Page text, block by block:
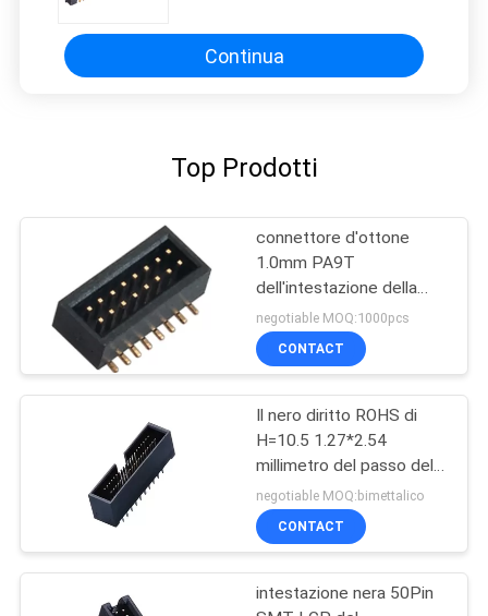
della scatola della IMMERSIONE
del passo 2*22P 180°
Continua
Top Prodotti
connettore d'ottone
1.0mm PA9T
dell'intestazione della
scatola di SMT
dell'istantaneo dell'oro di
Pin 2* 8
negotiable MOQ:1000pcs
CONTACT
Il nero diritto ROHS di
H=10.5 1.27*2.54
millimetro del passo della
scatola del connettore
tetrastico PA9T
dell'intestazione
negotiable MOQ:bimettalico
CONTACT
intestazione nera 50Pin